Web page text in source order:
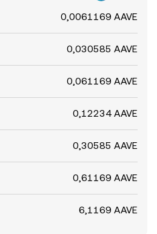
0,0061169 AAVE
0,030585 AAVE
0,061169 AAVE
0,12234 AAVE
0,30585 AAVE
0,61169 AAVE
6,1169 AAVE